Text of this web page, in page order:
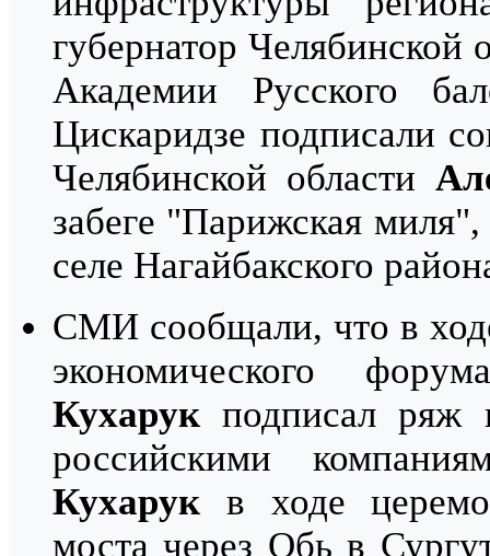
губернатор Челябинской
Академии Русского
Цискаридзе подписали
Челябинской области
забеге "Парижская
селе Нагайбакского
СМИ сообщали, что в
экономического
Кухарукподписал ряж
российскими
Кухарукв ходе
моста через Обь в